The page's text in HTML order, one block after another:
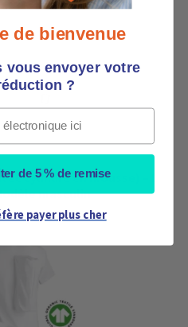
cylindre en mousse) – L
masculin
de bienvenue
vous envoyer votre
?
de 5 % de remise
payer plus cher